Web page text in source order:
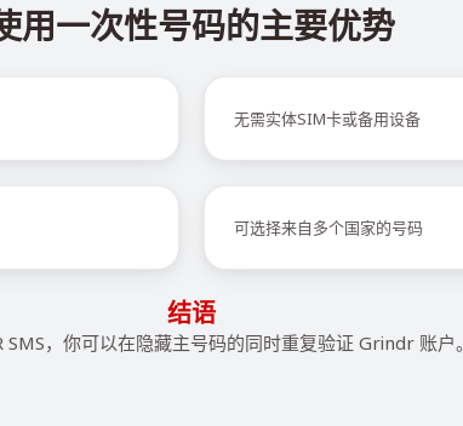
用一次性号码的主要优势
无需实体SIM卡或备用设备
可选择来自多个国家的号码
结语
SMS，你可以在隐藏主号码的同时重复验证 Grindr 账户